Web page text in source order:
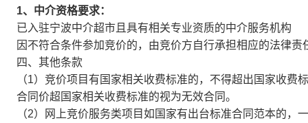
1、中介资格要求：
已入驻宁波中介超市且具有相关专业资质的中介服务机构
因不符合条件参加竞价的，由竞价方自行承担相应的法律责
四、其他条款
（1）竞价项目有国家相关收费标准的，不得超出国家收
合同价超国家相关收费标准的视为无效合同。
（2）网上竞价服务类项目如国家有出台标准合同范本的，